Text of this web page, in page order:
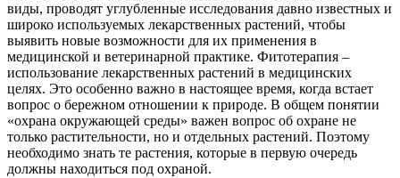
виды, проводят углубленные исследования давно известных и
широко используемых лекарственных растений, чтобы
выявить новые возможности для их применения в
медицинской и ветеринарной практике. Фитотерапия –
использование лекарственных растений в медицинских
целях. Это особенно важно в настоящее время, когда встает
вопрос о бережном отношении к природе. В общем понятии
«охрана окружающей среды» важен вопрос об охране не
только растительности, но и отдельных растений. Поэтому
необходимо знать те растения, которые в первую очередь
должны находиться под охраной.